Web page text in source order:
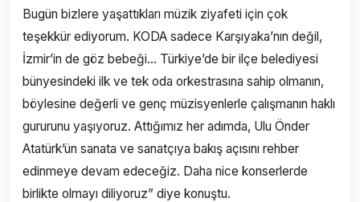
Bugün bizlere yaşattıkları müzik ziyafeti için çok
teşekkür ediyorum. KODA sadece Karşıyaka’nın değil,
İzmir’in de göz bebeği… Türkiye’de bir ilçe belediyesi
bünyesindeki ilk ve tek oda orkestrasına sahip olmanın,
böylesine değerli ve genç müzisyenlerle çalışmanın haklı
gururunu yaşıyoruz. Attığımız her adımda, Ulu Önder
Atatürk’ün sanata ve sanatçıya bakış açısını rehber
edinmeye devam edeceğiz. Daha nice konserlerde
birlikte olmayı diliyoruz” diye konuştu.